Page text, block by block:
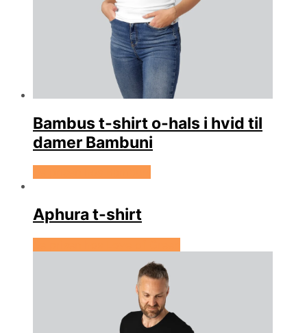
Bambus t-shirt o-hals i hvid til
damer Bambuni
Aphura t-shirt